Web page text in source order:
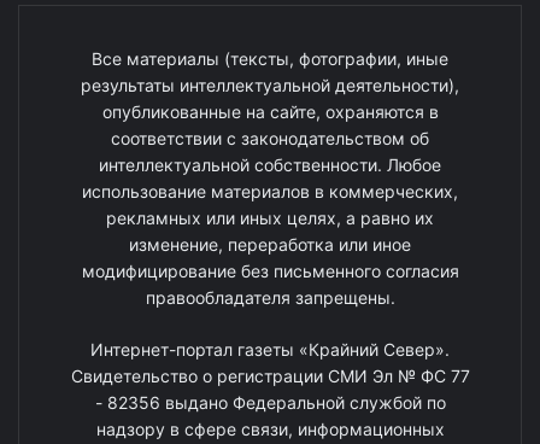
Все материалы (тексты, фотографии, иные
результаты интеллектуальной деятельности),
опубликованные на сайте, охраняются в
соответствии с законодательством об
интеллектуальной собственности. Любое
использование материалов в коммерческих,
рекламных или иных целях, а равно их
изменение, переработка или иное
модифицирование без письменного согласия
правообладателя запрещены.
Интернет-портал газеты «Крайний Север».
Свидетельство о регистрации СМИ Эл № ФС 77
- 82356 выдано Федеральной службой по
надзору в сфере связи, информационных